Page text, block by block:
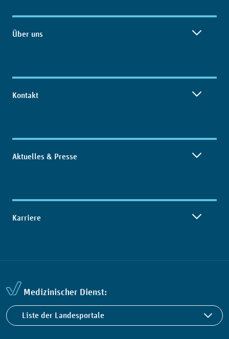
Über uns
Kontakt
Aktuelles & Presse
Karriere
Medizinischer Dienst:
Liste der Landesportale